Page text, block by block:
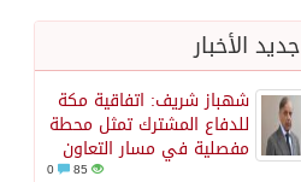
جديد الأخبار
شهباز شريف: اتفاقية مكة
للدفاع المشترك تمثل محطة
مفصلية في مسار التعاون
85